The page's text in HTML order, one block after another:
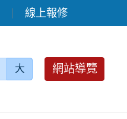
線上報修
大 網站導覽